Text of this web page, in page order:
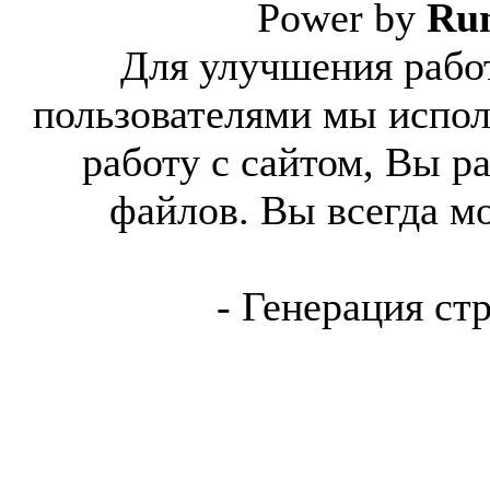
Power by
Для улучшения
пользователями мы
работу с сайтом, Вы
файлов. Вы всегда
- Генерация